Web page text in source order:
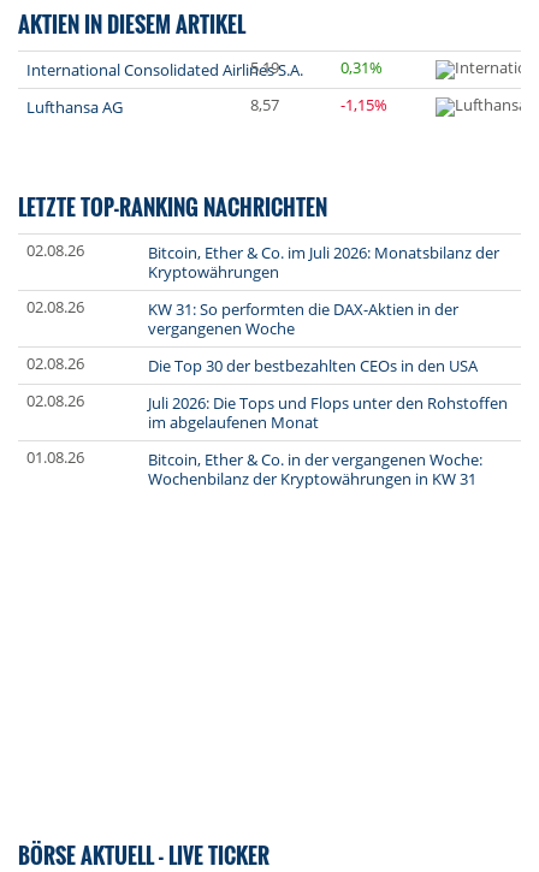
AKTIEN IN DIESEM ARTIKEL
International Consolidated Airlines S.A.
5,19
0,31%
Lufthansa AG
8,57 -1,15%
LETZTE TOP-RANKING NACHRICHTEN
02.08.26
Bitcoin, Ether & Co. im Juli 2026: Monatsbilanz der
Kryptowährungen
02.08.26
KW 31: So performten die DAX-Aktien in der
vergangenen Woche
02.08.26
Die Top 30 der bestbezahlten CEOs in den USA
02.08.26
Juli 2026: Die Tops und Flops unter den Rohstoffen
im abgelaufenen Monat
01.08.26
Bitcoin, Ether & Co. in der vergangenen Woche:
Wochenbilanz der Kryptowährungen in KW 31
BÖRSE AKTUELL - LIVE TICKER